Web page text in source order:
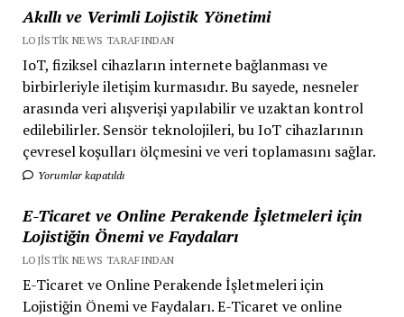
Akıllı ve Verimli Lojistik Yönetimi
LOJISTIK NEWS TARAFINDAN
IoT, fiziksel cihazların internete bağlanması ve
birbirleriyle iletişim kurmasıdır. Bu sayede, nesneler
arasında veri alışverişi yapılabilir ve uzaktan kontrol
edilebilirler. Sensör teknolojileri, bu IoT cihazlarının
çevresel koşulları ölçmesini ve veri toplamasını sağlar.
Yorumlar kapatıldı
E-Ticaret ve Online Perakende İşletmeleri için
Lojistiğin Önemi ve Faydaları
LOJISTIK NEWS TARAFINDAN
E-Ticaret ve Online Perakende İşletmeleri için
Lojistiğin Önemi ve Faydaları. E-Ticaret ve online